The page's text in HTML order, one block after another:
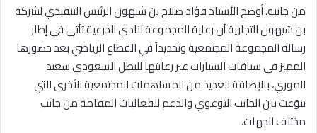
من جانبه، أوضح الأستاذ فؤاد صلاح بن شيهون الرئيس التنفيذي لشركة
بن شيهون التجارية أن رعاية المجموعة لنادي الدرعية تأتي في إطار
رسالة المجموعة المجتمعية وتحديداً في القطاع الرياضي بعد حضورها
المميز في سباقات السيارات عبر رعايتها للبطل السعودي سعيد
الموري، بالإضافة للعديد من المساهمات المجتمعية الأخرى التي
تنوّعت بين الجانب التوعوي والدعم للفعاليات المقامة من جانب
مختلف الجهات.